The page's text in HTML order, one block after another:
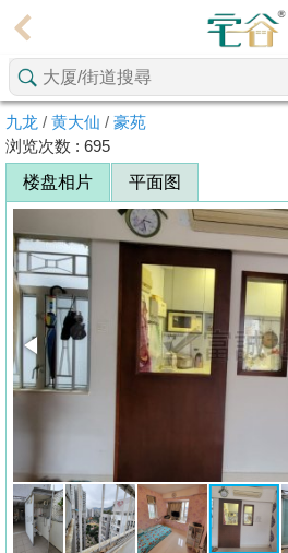
理
主
页
搵
楼/
交
业
主
放
盘
宅
按
揭
九龙 / 黄大仙 / 豪苑
浏览次数 : 695
楼盘相片
平面图